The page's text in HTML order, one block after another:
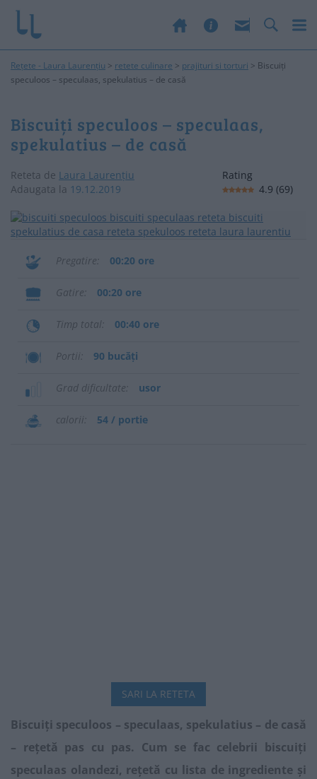
Rețete - Laura Laurențiu > retete culinare > prajituri si torturi > Biscuiți
speculoos – speculaas, spekulatius – de casă
Biscuiți speculoos – speculaas,
spekulatius – de casă
Reteta de Laura Laurențiu
Adaugata la 19.12.2019
Rating
4.9 (69)
Pregatire 00:20 ore
Gatire 00:20 ore
Timp total 00:40 ore
Portii 90 bucăți
Grad dificultate usor
calorii 54 / portie
SARI LA RETETA
Biscuiți speculoos – speculaas, spekulatius – de casă
– rețetă pas cu pas. Cum se fac celebrii biscuiți
speculaas olandezi, rețetă cu lista de ingrediente și